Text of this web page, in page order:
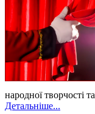
народної творчості
Детальніше...